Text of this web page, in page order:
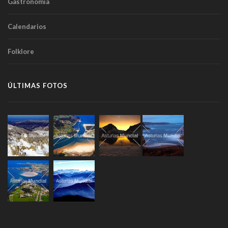
Calendarios
Folklore
ÚLTIMAS FOTOS